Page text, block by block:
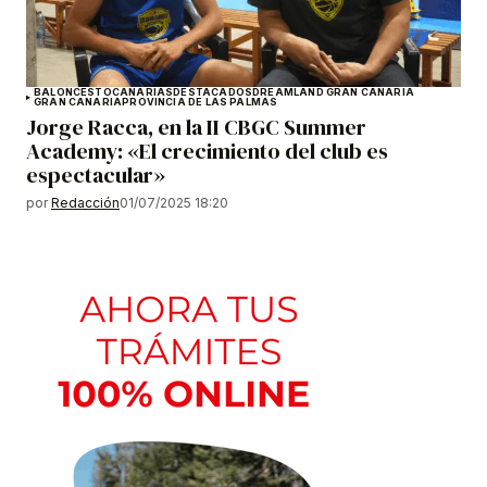
BALONCESTOCANARIASDESTACADOSDREAMLAND GRAN CANARIA
GRAN CANARIAPROVINCIA DE LAS PALMAS
Jorge Racca, en la II CBGC Summer
Academy: «El crecimiento del club es
espectacular»
por Redacción01/07/2025 18:20